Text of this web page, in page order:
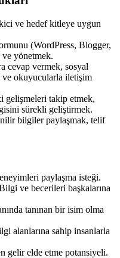
ve hedef kitleye uygun
(WordPress, Blogger,
yönetmek.
cevap vermek, sosyal
ve okuyucularla iletişim
gelişmeleri takip etmek,
sürekli geliştirmek.
bilgiler paylaşmak, telif
paylaşma isteği.
ve becerileri başkalarına
tanınan bir isim olma
alanlarına sahip insanlarla
gelir elde etme potansiyeli.